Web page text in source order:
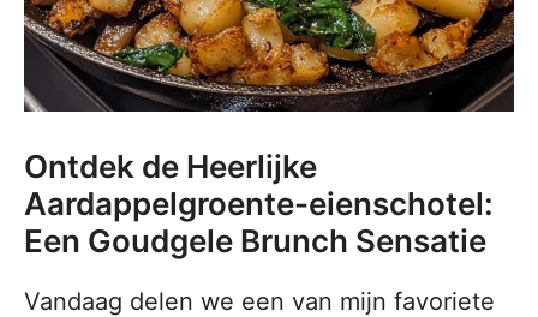
Ontdek de Heerlijke
Aardappelgroente-eienschotel:
Een Goudgele Brunch Sensatie
Vandaag delen we een van mijn favoriete